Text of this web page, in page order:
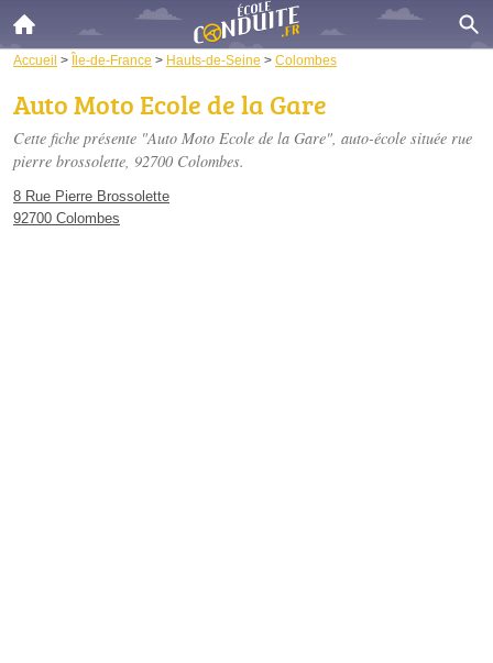
Accueil > Île-de-France > Hauts-de-Seine > Colombes
Auto Moto Ecole de la Gare
Cette fiche présente "Auto Moto Ecole de la Gare", auto-école située rue
pierre brossolette, 92700 Colombes.
8 Rue Pierre Brossolette
92700 Colombes